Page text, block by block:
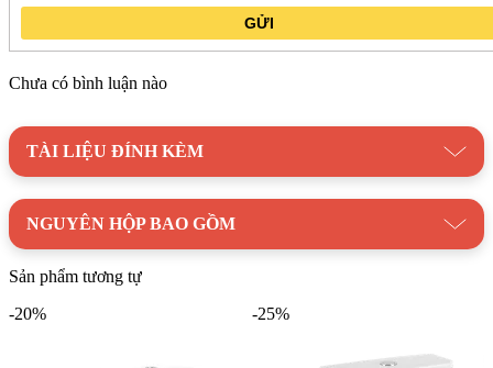
Thiết Bị Vệ Sinh/
TOTO/Bồn Cầu Thông Minh TOTO/Bồn Cầu TOTO
GỬI
Chưa có bình luận nào
TÀI LIỆU ĐÍNH KÈM
NGUYÊN HỘP BAO GỒM
Sản phẩm tương tự
-20%
-25%